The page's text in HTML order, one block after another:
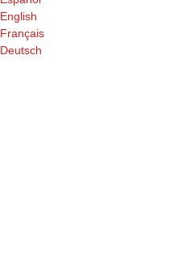
English
Français
Deutsch